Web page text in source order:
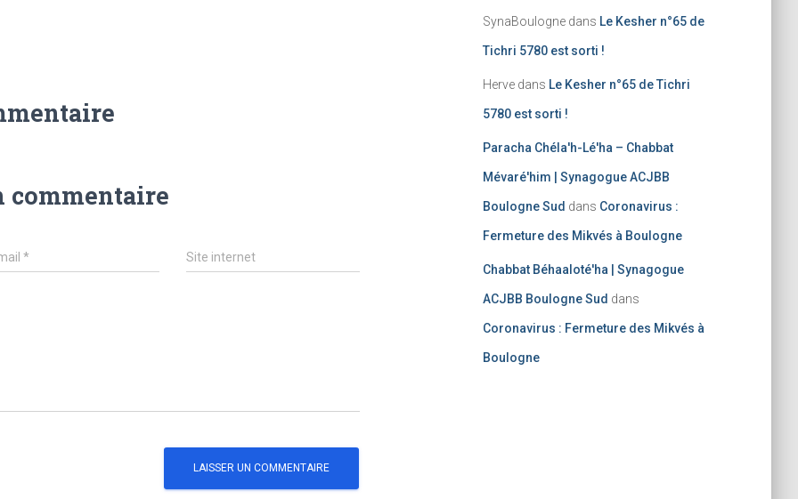
commentaire
* Site internet
SynaBoulognedans Le Kesher n°65 de
Tichri 5780 est sorti !
Hervedans Le Kesher n°65 de Tichri
5780 est sorti !
Paracha Chéla'h-Lé'ha – Chabbat
Mévaré'him | Synagogue ACJBB
Boulogne Sud dans Coronavirus :
Fermeture des Mikvés à Boulogne
Chabbat Béhaaloté'ha | Synagogue
ACJBB Boulogne Sud dans
Coronavirus : Fermeture des Mikvés à
Boulogne